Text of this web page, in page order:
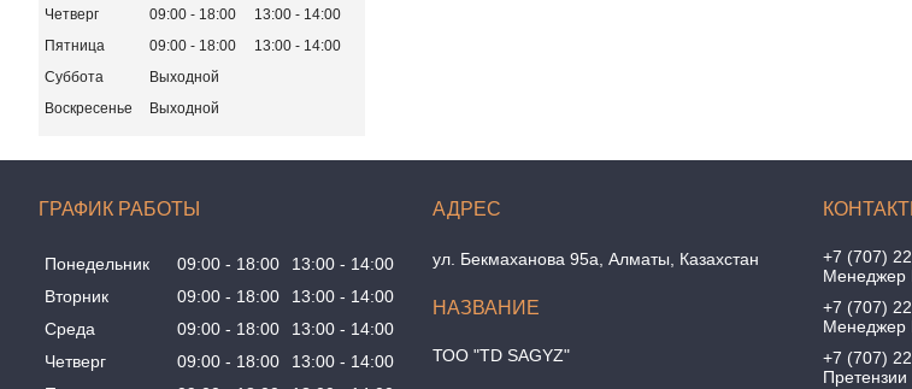
Четверг
09:00 18:00 13:00
14:00
Пятница
09:00 18:00 13:00
14:00
Суббота
Выходной
Воскресенье
Выходной
ГРАФИК РАБОТЫ
Понедельник 09:00 18:00 13:00
14:00
Вторник
09:00 18:00 13:00
14:00
Среда
09:00 18:00 13:00
14:00
Четверг
09:00 18:00 13:00
14:00
ул. Бекмаханова 95а, Алматы, Казахстан
ТОО "TD SAGYZ"
+7 (707)
Менеджер
+7 (707)
Менеджер
+7 (707)